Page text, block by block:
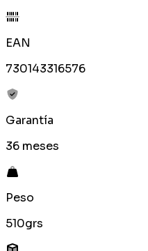
EAN
730143316576
Garantía
36 meses
Peso
510grs